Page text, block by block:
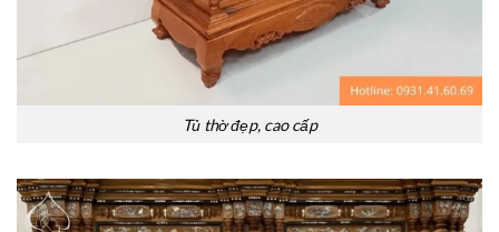
Tủ thờ đẹp, cao cấp